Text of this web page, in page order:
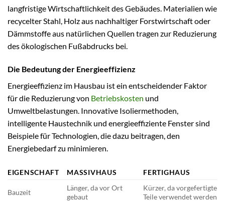
langfristige Wirtschaftlichkeit des Gebäudes. Materialien wie
recycelter Stahl, Holz aus nachhaltiger Forstwirtschaft oder
Dämmstoffe aus natürlichen Quellen tragen zur Reduzierung
des ökologischen Fußabdrucks bei.
Die Bedeutung der Energieeffizienz
Energieeffizienz im Hausbau ist ein entscheidender Faktor
für die Reduzierung von Betriebskosten und
Umweltbelastungen. Innovative Isoliermethoden,
intelligente Haustechnik und energieeffiziente Fenster sind
Beispiele für Technologien, die dazu beitragen, den
Energiebedarf zu minimieren.
EIGENSCHAFT MASSIVHAUS FERTIGHAUS
Bauzeit
Länger, da vor Ort
gebaut
Kürzer, da vorgefertigte
Teile verwendet werden